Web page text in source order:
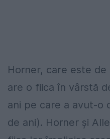
Horner, care este
are o fiica în vârstă
ani pe care a avut-o
de ani). Horner şi